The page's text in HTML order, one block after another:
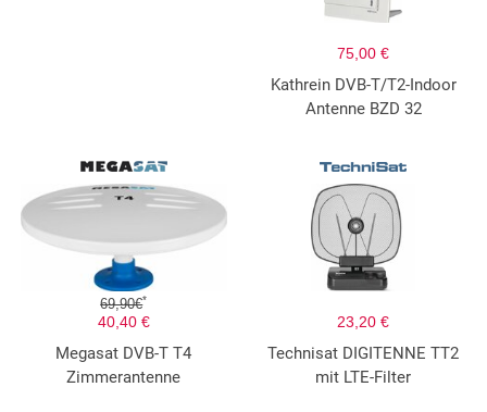
75,00 €
Kathrein DVB-T/T2-Indoor
Antenne BZD 32
69,90€*
40,40 €
Megasat DVB-T T4
Zimmerantenne
23,20 €
Technisat DIGITENNE TT2
mit LTE-Filter